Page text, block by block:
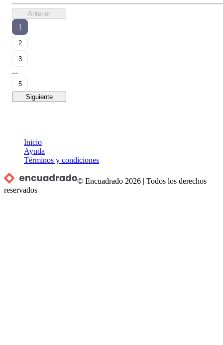
Anterior
1
2
3
...
5
Siguiente
Inicio
Ayuda
Términos y condiciones
© Encuadrado 2026 |Todos los derechos
reservados